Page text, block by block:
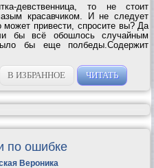
девственница, то не стоит
красавчиком. И не следует
привести, спросите вы? Да
бы всё обошлось случайным
бы еще полбеды.Содержит
В ИЗБРАННОЕ ЧИТАТЬ
по ошибке
Вероника